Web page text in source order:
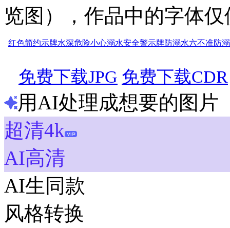
览图），作品中的字体
红色简约示牌水深危险小心溺水安全警示牌防溺水六不准防
免费下载JPG 免费下载CDR
用AI处理成想要的图片
超清4k
AI高清
AI生同款
风格转换